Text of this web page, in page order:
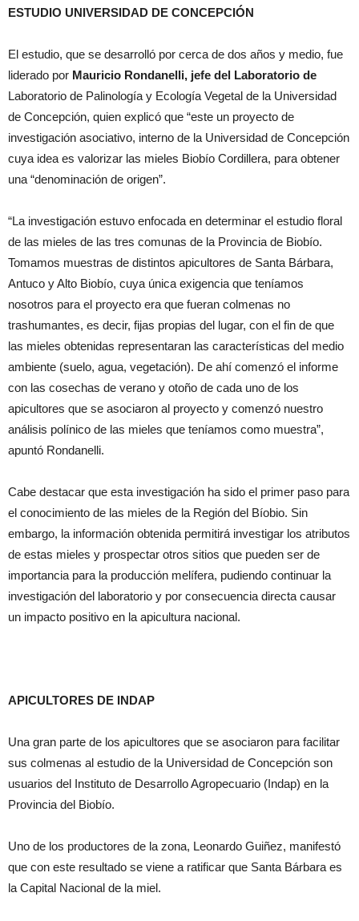
ESTUDIO UNIVERSIDAD DE CONCEPCIÓN
El estudio, que se desarrolló por cerca de dos años y medio, fue
liderado por Mauricio Rondanelli, jefe del Laboratorio de
Laboratorio de Palinología y Ecología Vegetal de la Universidad
de Concepción, quien explicó que “este un proyecto de
investigación asociativo, interno de la Universidad de Concepción
cuya idea es valorizar las mieles Biobío Cordillera, para obtener
una “denominación de origen”.
“La investigación estuvo enfocada en determinar el estudio floral
de las mieles de las tres comunas de la Provincia de Biobío.
Tomamos muestras de distintos apicultores de Santa Bárbara,
Antuco y Alto Biobío, cuya única exigencia que teníamos
nosotros para el proyecto era que fueran colmenas no
trashumantes, es decir, fijas propias del lugar, con el fin de que
las mieles obtenidas representaran las características del medio
ambiente (suelo, agua, vegetación). De ahí comenzó el informe
con las cosechas de verano y otoño de cada uno de los
apicultores que se asociaron al proyecto y comenzó nuestro
análisis polínico de las mieles que teníamos como muestra”,
apuntó Rondanelli.
Cabe destacar que esta investigación ha sido el primer paso para
el conocimiento de las mieles de la Región del Bíobio. Sin
embargo, la información obtenida permitirá investigar los atributos
de estas mieles y prospectar otros sitios que pueden ser de
importancia para la producción melífera, pudiendo continuar la
investigación del laboratorio y por consecuencia directa causar
un impacto positivo en la apicultura nacional.
APICULTORES DE INDAP
Una gran parte de los apicultores que se asociaron para facilitar
sus colmenas al estudio de la Universidad de Concepción son
usuarios del Instituto de Desarrollo Agropecuario (Indap) en la
Provincia del Biobío.
Uno de los productores de la zona, Leonardo Guiñez, manifestó
que con este resultado se viene a ratificar que Santa Bárbara es
la Capital Nacional de la miel.